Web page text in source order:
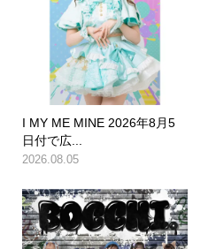
I MY ME MINE 2026年8月5
日付で広...
2026.08.05